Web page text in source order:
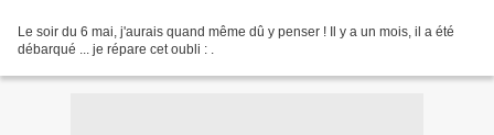
Le soir du 6 mai, j'aurais quand même dû y penser ! Il y a un mois, il a été
débarqué ... je répare cet oubli : .